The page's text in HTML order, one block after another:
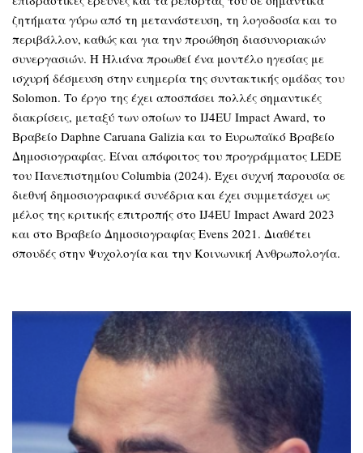
ζητήματα γύρω από τη μετανάστευση, τη λογοδοσία και το
περιβάλλον, καθώς και για την προώθηση διασυνοριακών
συνεργασιών. Η Ηλιάνα προωθεί ένα μοντέλο ηγεσίας με
ισχυρή δέσμευση στην ευημερία της συντακτικής ομάδας του
Solomon. Το έργο της έχει αποσπάσει πολλές σημαντικές
διακρίσεις, μεταξύ των οποίων το IJ4EU Impact Award, το
Βραβείο Daphne Caruana Galizia και το Ευρωπαϊκό Βραβείο
Δημοσιογραφίας. Είναι απόφοιτος του προγράμματος LEDE
του Πανεπιστημίου Columbia (2024). Έχει συχνή παρουσία σε
διεθνή δημοσιογραφικά συνέδρια και έχει συμμετάσχει ως
μέλος της κριτικής επιτροπής στο IJ4EU Impact Award 2023
και στο Βραβείο Δημοσιογραφίας Evens 2021. Διαθέτει
σπουδές στην Ψυχολογία και την Κοινωνική Ανθρωπολογία.